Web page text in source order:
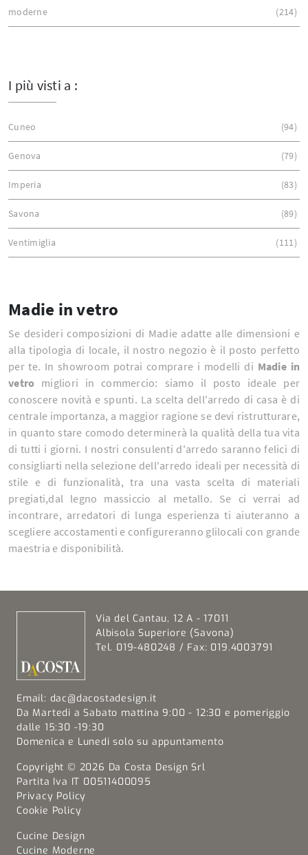
moderne 214
I più visti a :
Cuneo 94
Genova 79
Imperia 83
Savona 89
Ventimiglia 111
Madie in vetro
Se desideri composizioni di Madie adatte alle dimensioni e
alla tipologia di locale, il nostro negozio è il posto perfetto
per te. In showroom potrai comprare i modelli di Madie in
vetro migliori in commercio: siamo il posto ideale per
conoscere novità e spunti. La scelta dell'arredo di casa è di
centrale importanza, a maggior ragione se devi ristrutturare,
in quanto stare comodo determinerà la qualità della tua vita
di tutti i giorni. I nostri consulenti d'arredo saranno felici di
consigliarti nella selezione dell'arredo ideali per necessità di
stile e di funzionalità, tra una vasta scelta di materiali
pregiati,dal legno massiccio al metallo. Se ci verrai ad
incontrare, arredatori di lunga esperienza ti aiuteranno a
scegliere accostamenti e configureranno glilocali con grande
maestria e disponibilità.
Via del Cantau, 12 A - 17011
Albisola Superiore (Savona)
Tel. 019-480248 / Fax: 019.4003791
Email: dac@dacostadesign.it
Da Martedi a Sabato mattina 9:00 - 12:30 e pomeriggio
dalle 15:30 -19:30
Domenica e Lunedi solo su appuntamento
Copyright © 2026 Da Costa Design Srl
Partita Iva IT 00511400095
Privacy Policy
Cookie Policy
Cucine Design
Cucine Moderne